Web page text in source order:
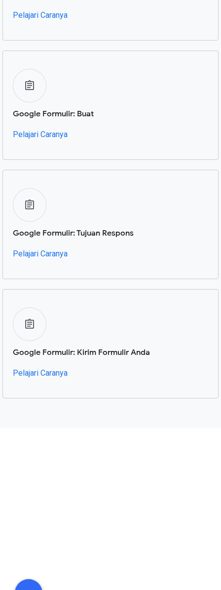
Pelajari Caranya
Google Formulir: Buat
Pelajari Caranya
Google Formulir: Tujuan Respons
Pelajari Caranya
Google Formulir: Kirim Formulir Anda
Pelajari Caranya